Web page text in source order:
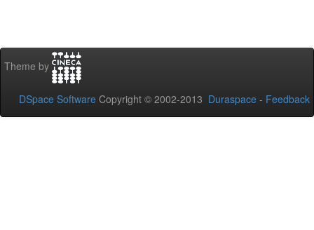
Theme by
DSpace Software Copyright © 2002-2013 Duraspace - Feedback